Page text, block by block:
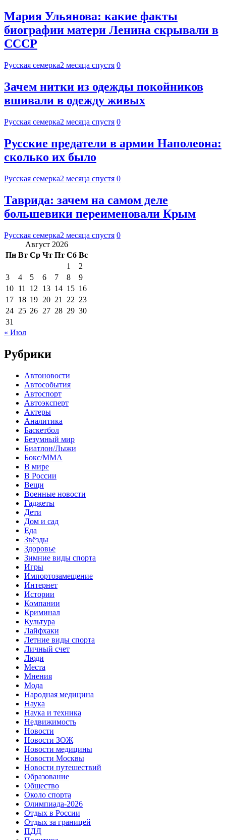
Мария Ульянова: какие факты
биографии матери Ленина скрывали в
СССР
Русская семерка2 месяца спустя 0
Зачем нитки из одежды покойников
вшивали в одежду живых
Русская семерка2 месяца спустя 0
Русские предатели в армии Наполеона:
сколько их было
Русская семерка2 месяца спустя 0
Таврида: зачем на самом деле
большевики переименовали Крым
Русская семерка2 месяца спустя 0
Август 2026
Пн Вт Ср Чт Пт Сб Вс
1
2
3
4 5 6 7 8
9
10 11 12 13 14 15 16
17 18 19 20 21 22 23
24 25 26 27 28 29 30
31
« Июл
Рубрики
Автоновости
Автособытия
Автоспорт
Автоэксперт
Актеры
Аналитика
Баскетбол
Безумный мир
Биатлон/Лыжи
Бокс/MMA
В мире
В России
Вещи
Военные новости
Гаджеты
Дети
Дом и сад
Еда
Звёзды
Здоровье
Зимние виды спорта
Игры
Импортозамещение
Интернет
Истории
Компании
Криминал
Культура
Лайфхаки
Летние виды спорта
Личный счет
Люди
Места
Мнения
Мода
Народная медицина
Наука
Наука и техника
Недвижимость
Новости
Новости ЗОЖ
Новости медицины
Новости Москвы
Новости путешествий
Образование
Общество
Около спорта
Олимпиада-2026
Отдых в России
Отдых за границей
ПДД